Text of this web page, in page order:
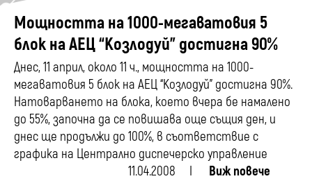
Мощността на 1000-мегаватовия 5
блок на АЕЦ “Козлодуй” достигна 90%
Днес, 11 април, около 11 ч., мощността на 1000-
мегаватовия 5 блок на АЕЦ “Козлодуй” достигна 90%.
Натоварването на блока, което вчера бе намалено
до 55%, започна да се повишава още същия ден, и
днес ще продължи до 100%, в съответствие с
графика на Централно диспечерско управление
11.04.2008
Виж повече